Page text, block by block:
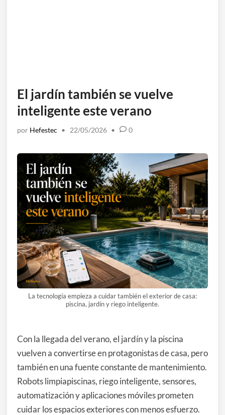
El jardín también se vuelve
inteligente este verano
por Hefestec • 22/05/2026 • 0
La tecnología empieza a cuidar también el exterior de casa:
piscina, jardín y riego inteligente.
Con la llegada del verano, el jardín y la piscina
vuelven a convertirse en protagonistas de casa, pero
también en una fuente constante de mantenimiento.
Robots limpiapiscinas, riego inteligente, sensores,
automatización y aplicaciones móviles prometen
cuidar los espacios exteriores con menos esfuerzo.